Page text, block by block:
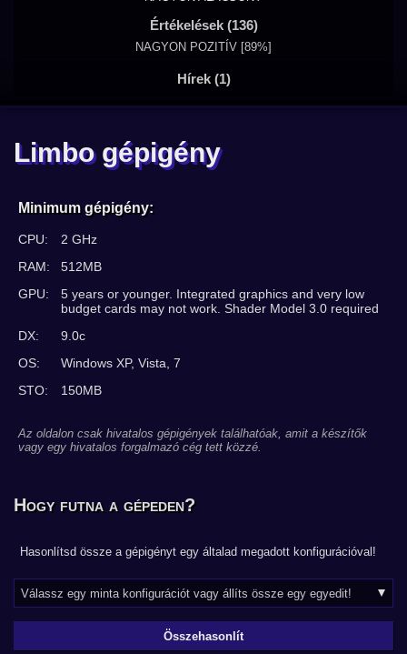
Értékelések (136)
NAGYON POZITÍV [89%]
Hírek (1)
Limbo gépigény
Minimum gépigény:
CPU:
2 GHz
RAM:
512MB
GPU:
5 years or younger. Integrated graphics and very low
budget cards may not work. Shader Model 3.0 required
DX:
9.0c
OS:
Windows XP, Vista, 7
STO:
150MB
Az oldalon csak hivatalos gépigények találhatóak, amit a készítők
vagy egy hivatalos forgalmazó cég tett közzé.
Hogy futna a gépeden?
Hasonlítsd össze a gépigényt egy általad megadott konfigurációval!